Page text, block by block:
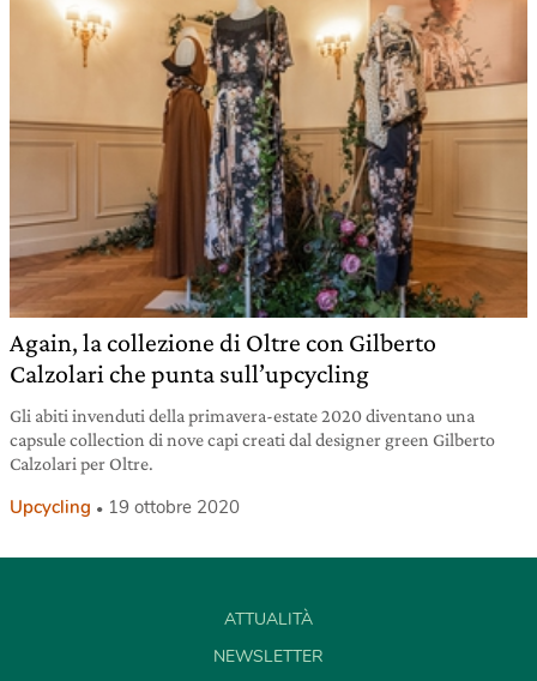
Again, la collezione di Oltre con Gilberto
Calzolari che punta sull’upcycling
Gli abiti invenduti della primavera-estate 2020 diventano una
capsule collection di nove capi creati dal designer green Gilberto
Calzolari per Oltre.
Upcycling 19 ottobre 2020
ATTUALITÀ
NEWSLETTER